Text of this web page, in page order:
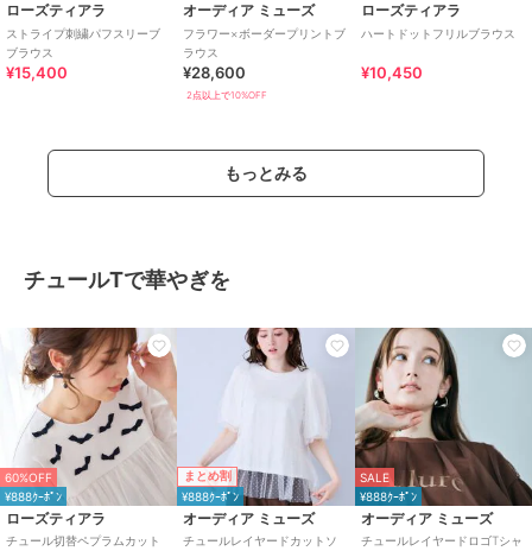
ローズティアラ
ストライプ刺繍パフスリーブ
ブラウス
¥15,400
オーディア ミューズ
フラワー×ボーダープリントブ
ラウス
¥28,600
2点以上で10%OFF
ローズティアラ
ハートドットフリルブラウス
¥10,450
もっとみる
チュールTで華やぎを
60%OFF
¥888ｸｰﾎﾟﾝ
ローズティアラ
チュール切替ペプラムカット
まとめ割
¥888ｸｰﾎﾟﾝ
オーディア ミューズ
チュールレイヤードカットソ
SALE
¥888ｸｰﾎﾟﾝ
オーディア ミューズ
チュールレイヤードロゴTシャ